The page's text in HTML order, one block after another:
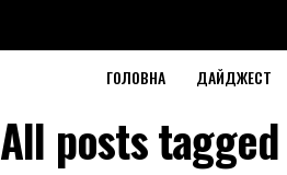
ГОЛОВНА ДАЙДЖЕСТ
All posts